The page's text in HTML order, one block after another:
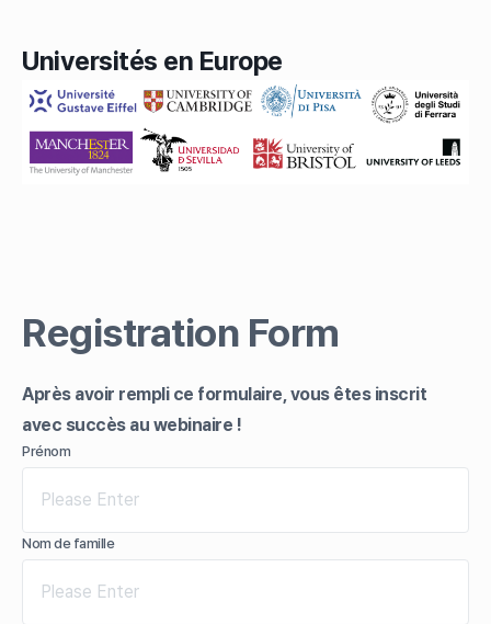
Universités en Europe
Registration Form
Après avoir rempli ce formulaire, vous êtes inscrit
avec succès au webinaire !
Prénom
Nom de famille